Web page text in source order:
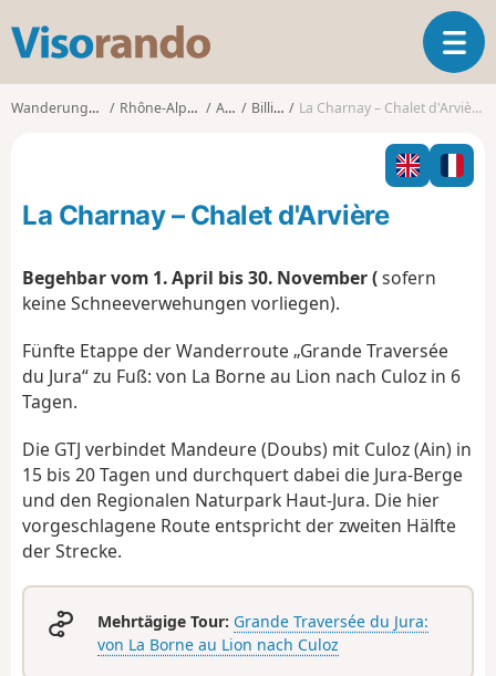
s
o
o
T
o
g
l
n
o
Wanderungen Rhône-Alpes Ain Billiat La Charnay – Chalet d'Arvière
La Charnay – Chalet d'Arvière
Begehbar vom 1. April bis 30. November (sofern
keine Schneeverwehungen vorliegen).
Fünfte Etappe der Wanderroute „Grande Traversée
du Jura“ zu Fuß: von La Borne au Lion nach Culoz in 6
Tagen.
Die GTJ verbindet Mandeure (Doubs) mit Culoz (Ain) in
15 bis 20 Tagen und durchquert dabei die Jura-Berge
und den Regionalen Naturpark Haut-Jura. Die hier
vorgeschlagene Route entspricht der zweiten Hälfte
der Strecke.
Mehrtägige Tour: Grande Traversée du Jura:
von La Borne au Lion nach Culoz